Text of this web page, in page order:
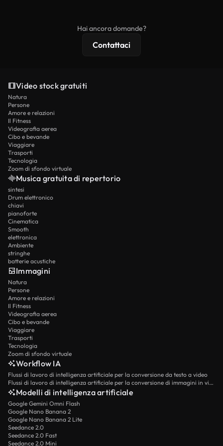
Hai ancora domande?
Contattaci
Video stock gratuiti
Natura
Persone
Amore e relazioni
Il Fitness
Videografia aerea
Cibo e bevande
Viaggiare
Trasporti
Tecnologia
Zoom di sfondo virtuale
Musica gratuita di repertorio
sintesi
Drum elettronico
chiavi
pianoforte
Cinematica
Smooth
elettronica
Ambiente
stringhe
batterie acustiche
Immagini
Natura
Persone
Amore e relazioni
Il Fitness
Videografia aerea
Cibo e bevande
Viaggiare
Trasporti
Tecnologia
Zoom di sfondo virtuale
Workflow IA
Flussi di lavoro di intelligenza artificiale per la conversione da testo a video
Flussi di lavoro di intelligenza artificiale per la conversione di immagini in video
Modelli di intelligenza artificiale
Google Gemini Omni Flash
Google Nano Banana 2
Google Nano Banana 2 Lite
Seedance 2.0
Seedance 2.0 Fast
Seedance 2.0 Mini